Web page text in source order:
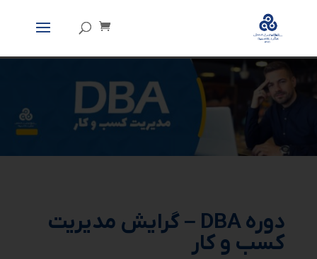
دوره DBA – گرایش مدیریت
کسب و کار